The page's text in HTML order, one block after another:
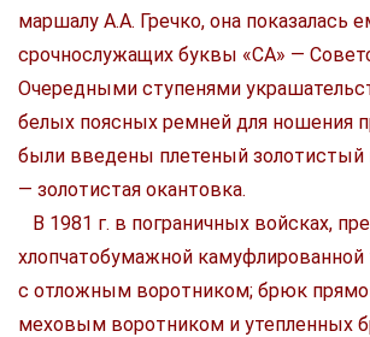
маршалу А.А. Гречко, она показалась
срочнослужащих буквы «СА» —
Очередными ступенями
белых поясных ремней для ношения
были введены плетеный золотистый
— золотистая окантовка.
В 1981 г. в пограничных войсках,
хлопчатобумажной
с отложным воротником; брюк
меховым воротником и утепленных